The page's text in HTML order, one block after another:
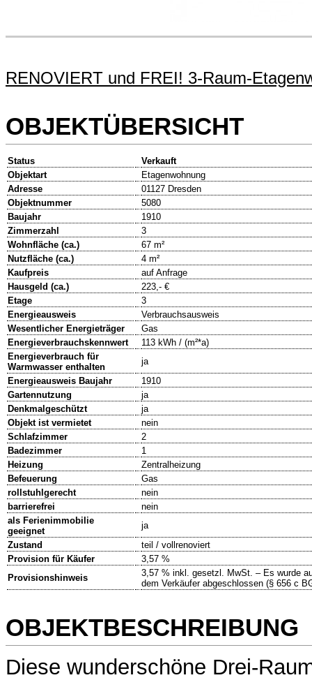
RENOVIERT und FREI! 3-Raum-
OBJEKTÜBERSICHT
Status
Verkauft
Objektart
Etagenwohnung
Adresse
01127 Dresden
Objektnummer
5080
Baujahr
1910
Zimmerzahl
3
Wohnfläche (ca.)
67 m²
Nutzfläche (ca.)
4 m²
Kaufpreis
auf Anfrage
Hausgeld (ca.)
223,- €
Etage
3
Energieausweis
Verbrauchsausweis
Wesentlicher Energieträger
Gas
Energieverbrauchskennwert
113 kWh / (m²*a)
Energieverbrauch für
Warmwasser enthalten
ja
Energieausweis Baujahr
1910
Gartennutzung
ja
Denkmalgeschützt
ja
Objekt ist vermietet
nein
Schlafzimmer
2
Badezimmer
1
Heizung
Zentralheizung
Befeuerung
Gas
rollstuhlgerecht
nein
barrierefrei
nein
als Ferienimmobilie
geeignet
ja
Zustand
teil / vollrenoviert
Provision für Käufer
3,57 %
Provisionshinweis
3,57 % inkl. gesetzl. MwSt. – Es wurde
dem Verkäufer abgeschlossen (§ 656 c
OBJEKTBESCHREIBUNG
Diese wunderschöne Drei-